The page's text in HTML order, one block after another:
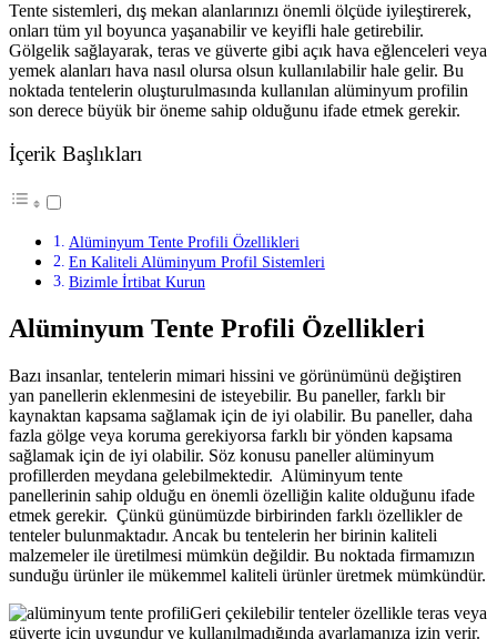
Tente sistemleri, dış mekan alanlarınızı önemli ölçüde iyileştirerek,
onları tüm yıl boyunca yaşanabilir ve keyifli hale getirebilir.
Gölgelik sağlayarak, teras ve güverte gibi açık hava eğlenceleri veya
yemek alanları hava nasıl olursa olsun kullanılabilir hale gelir. Bu
noktada tentelerin oluşturulmasında kullanılan alüminyum profilin
son derece büyük bir öneme sahip olduğunu ifade etmek gerekir.
İçerik Başlıkları
Alüminyum Tente Profili Özellikleri
En Kaliteli Alüminyum Profil Sistemleri
Bizimle İrtibat Kurun
Alüminyum Tente Profili Özellikleri
Bazı insanlar, tentelerin mimari hissini ve görünümünü değiştiren
yan panellerin eklenmesini de isteyebilir. Bu paneller, farklı bir
kaynaktan kapsama sağlamak için de iyi olabilir. Bu paneller, daha
fazla gölge veya koruma gerekiyorsa farklı bir yönden kapsama
sağlamak için de iyi olabilir. Söz konusu paneller alüminyum
profillerden meydana gelebilmektedir. Alüminyum tente
panellerinin sahip olduğu en önemli özelliğin kalite olduğunu ifade
etmek gerekir. Çünkü günümüzde birbirinden farklı özellikler de
tenteler bulunmaktadır. Ancak bu tentelerin her birinin kaliteli
malzemeler ile üretilmesi mümkün değildir. Bu noktada firmamızın
sunduğu ürünler ile mükemmel kaliteli ürünler üretmek mümkündür.
Geri çekilebilir tenteler özellikle teras veya
güverte için uygundur ve kullanılmadığında ayarlamanıza izin verir.